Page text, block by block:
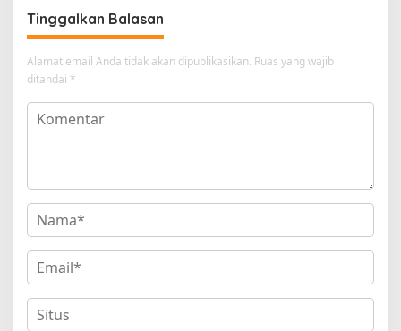
Tinggalkan Balasan
Alamat email Anda tidak akan dipublikasikan. Ruas yang wajib
ditandai *